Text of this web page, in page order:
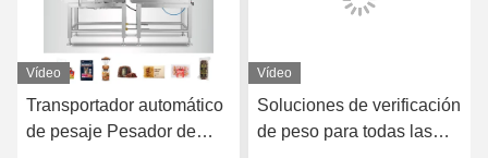
Vídeo
Transportador automático
de pesaje Pesador de
Vídeo
Soluciones de verificación
de peso para todas las